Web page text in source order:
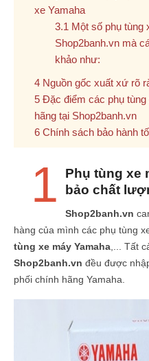
xe Yamaha
Một số phụ tùng
Shop2banh.vn mà
khảo như:
Nguồn gốc xuất xứ rõ
Đặc điểm các phụ
hãng tại Shop2banh.vn
Chính sách bảo hành
1
Phụ tùng xe
bảo chất
Shop2banh.vn
hàng của mình các phụ tùng
tùng xe máy Yamaha ,... Tất
Shop2banh.vn đều được
phối chính hãng Yamaha.